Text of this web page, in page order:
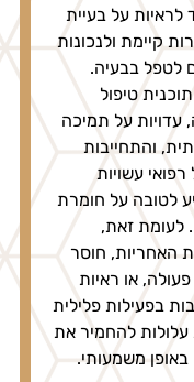
על בעיית
ולנכונות
בבעיה.
טיפול
על תמיכה
עשויות
על חומרת
זאת,
חוסר
או ראיות
פלילית
להחמיר את
משמעותי.